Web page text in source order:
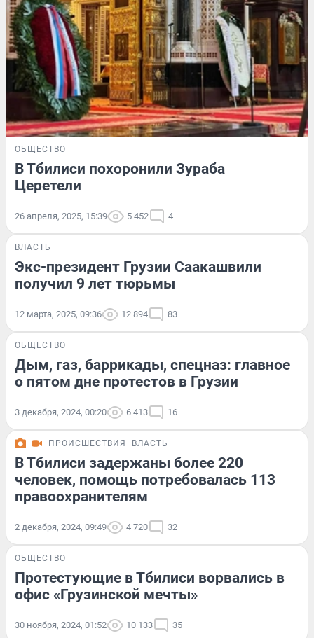
ОБЩЕСТВО
В Тбилиси похоронили Зураба
Церетели
26 апреля, 2025, 15:39 5 452 4
ВЛАСТЬ
Экс-президент Грузии Саакашвили
получил 9 лет тюрьмы
12 марта, 2025, 09:36 12 894 83
ОБЩЕСТВО
Дым, газ, баррикады, спецназ: главное
о пятом дне протестов в Грузии
3 декабря, 2024, 00:20 6 413 16
ПРОИСШЕСТВИЯ ВЛАСТЬ
В Тбилиси задержаны более 220
человек, помощь потребовалась 113
правоохранителям
2 декабря, 2024, 09:49 4 720 32
ОБЩЕСТВО
Протестующие в Тбилиси ворвались в
офис «Грузинской мечты»
30 ноября, 2024, 01:52 10 133 35